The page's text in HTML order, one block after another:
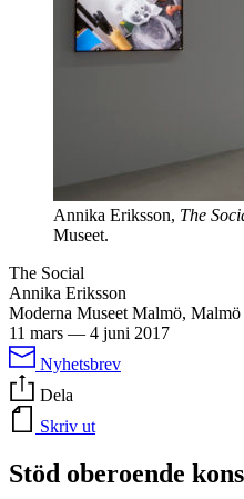
Annika Eriksson, The
Museet.
The Social
Annika Eriksson
Moderna Museet Malmö, Malmö
11 mars — 4 juni 2017
Nyhetsbrev
Dela
Skriv ut
Stöd oberoende